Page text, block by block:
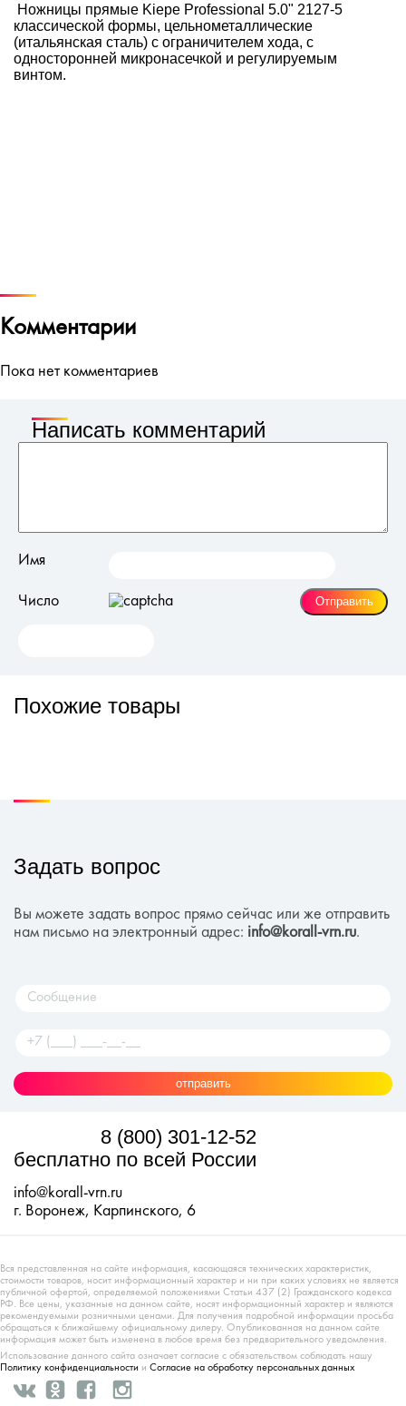
Ножницы прямые Kiepe Professional 5.0" 2127-5
классической формы, цельнометаллические
(итальянская сталь) с ограничителем хода, с
односторонней микронасечкой и регулируемым
винтом.
Комментарии
Пока нет комментариев
Написать комментарий
Имя
Число
Похожие товары
Задать вопрос
Вы можете задать вопрос прямо сейчас или же отправить
нам письмо на электронный адрес: info@korall-vrn.ru.
отправить
8 (800) 301-12-52
бесплатно по всей России
info@korall-vrn.ru
г. Воронеж, Карпинского, 6
Вся представленная на сайте информация, касающаяся технических характеристик,
стоимости товаров, носит информационный характер и ни при каких условиях не является
публичной офертой, определяемой положениями Статьи 437 (2) Гражданского кодекса
РФ. Все цены, указанные на данном сайте, носят информационный характер и являются
рекомендуемыми розничными ценами. Для получения подробной информации просьба
обращаться к ближайшему официальному дилеру. Опубликованная на данном сайте
информация может быть изменена в любое время без предварительного уведомления.
Использование данного сайта означает согласие с обязательством соблюдать нашу
Политику конфиденциальности и Согласие на обработку персональных данных